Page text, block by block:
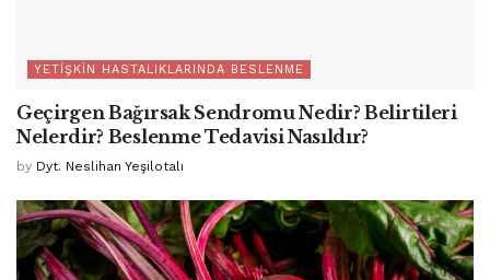
YETIŞKIN HASTALIKLARINDA BESLENME
Geçirgen Bağırsak Sendromu Nedir? Belirtileri
Nelerdir? Beslenme Tedavisi Nasıldır?
by Dyt. Neslihan Yeşilotalı